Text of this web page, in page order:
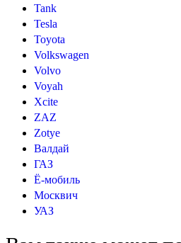
Tank
Tesla
Toyota
Volkswagen
Volvo
Voyah
Xcite
ZAZ
Zotye
Валдай
ГАЗ
Ё-мобиль
Москвич
УАЗ